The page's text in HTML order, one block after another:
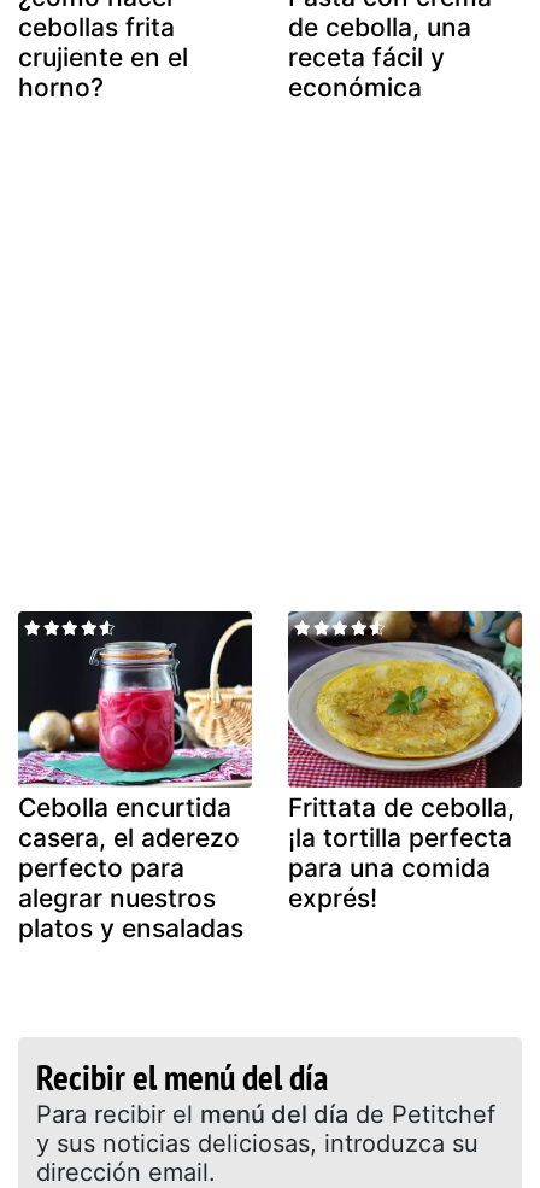
cebollas frita
crujiente en el
horno?
de cebolla, una
receta fácil y
económica
Cebolla encurtida
casera, el aderezo
perfecto para
alegrar nuestros
platos y ensaladas
Frittata de cebolla,
¡la tortilla perfecta
para una comida
exprés!
Recibir el menú del día
Para recibir el menú del día de Petitchef
y sus noticias deliciosas, introduzca su
dirección email.